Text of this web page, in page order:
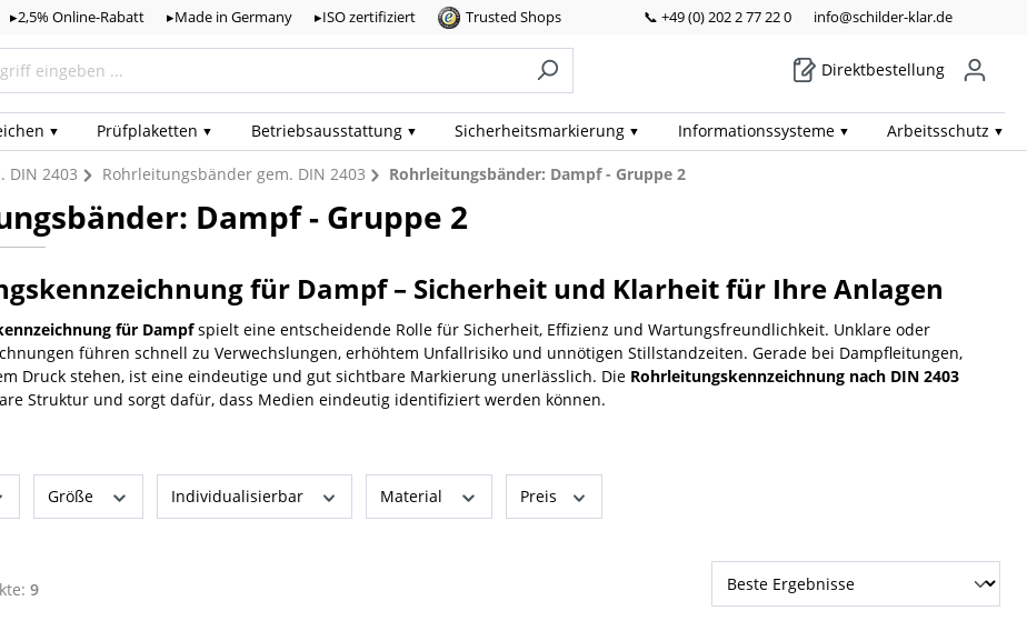
▸2,5% Online-Rabatt ▸Made in Germany ▸ISO zertifiziert Trusted Shops 📞 +49 (0) 202 2 77 22 0 info@schilder-klar.de
Direktbestellung
Prüf­plaketten Betriebs­ausstattung Sicherheits­markierung Informations­systeme Arbeits­schutz
DIN 2403 Rohrleitungsbänder gem. DIN 2403 Rohrleitungsbänder: Dampf - Gruppe 2
Dampf - Gruppe 2
für Dampf – Sicherheit und Klarheit für Ihre Anlagen
für Dampfspielt eine entscheidende Rolle für Sicherheit, Effizienz und Wartungsfreundlichkeit. Unklare oder
führen schnell zu Verwechslungen, erhöhtem Unfallrisiko und unnötigen Stillstandzeiten. Gerade bei Dampfleitungen,
Druck stehen, ist eine eindeutige und gut sichtbare Markierung unerlässlich. Die Rohrleitungskennzeichnung nach DIN 2403
Struktur und sorgt dafür, dass Medien eindeutig identifiziert werden können.
Größe Individualisierbar Material Preis
9